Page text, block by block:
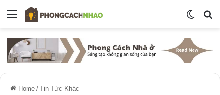
Menu
Switch
Home / Tin Tức Khác